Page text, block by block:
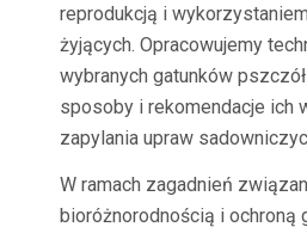
reprodukcją i
żyjących. Opracowujemy
wybranych gatunków
sposoby i rekomendacje ich
zapylania upraw
W ramach zagadnień
bioróżnorodnością i ochroną